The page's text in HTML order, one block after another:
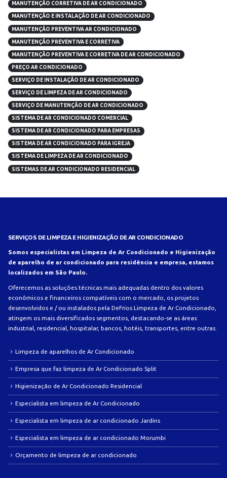
MANUTENÇÃO CORRETIVA DE AR CONDICIONADO
MANUTENÇÃO E INSTALAÇÃO DE AR CONDICIONADO
MANUTENÇÃO PREVENTIVA AR CONDICIONADO
MANUTENÇÃO PREVENTIVA E CORRETIVA
MANUTENÇÃO PREVENTIVA E CORRETIVA DE AR CONDICIONADO
PREÇO AR CONDICIONADO
SERVIÇO DE INSTALAÇÃO DE AR CONDICIONADO
SERVIÇO DE LIMPEZA DE AR CONDICIONADO
SERVIÇO DE MANUTENÇÃO DE AR CONDICIONADO
SISTEMA DE AR CONDICIONADO COMERCIAL
SISTEMA DE AR CONDICIONADO PARA EMPRESAS
SISTEMA DE AR CONDICIONADO PARA IGREJA
SISTEMA DE LIMPEZA DE AR CONDICIONADO
SISTEMAS DE AR CONDICIONADO RESIDENCIAL
SERVIÇOS DE LIMPEZA E HIGIENIZAÇÃO DE AR CONDICIONADO
Somos especialistas em Limpeza de Ar Condicionado e Higienização
de aparelho de ar condicionado para residência e empresa, estamos
localizados em São Paulo.
Oferecemos as soluções técnicas mais adequadas dentro dos valores
econômicos e financeiros compatíveis com o mercado, os projetos
desenvolvidos e / ou instalados pela DeFrios Limpeza de Ar Condicionado,
atingem os mais diversificados segmentos, destacando-se as áreas:
industrial, residencial, hospitalar, bancos, hotéis, transportes, entre outras.
Limpeza de aparelhos de Ar Condicionado
Empresa que faz limpeza de Ar Condicionado Split
Higienização de Ar Condicionado Residencial
Especialista em limpeza de Ar Condicionado
Especialista em limpeza de ar condicionado Jardins
Especialista em limpeza de ar condicionado Morumbi
Orçamento de limpeza de ar condicionado